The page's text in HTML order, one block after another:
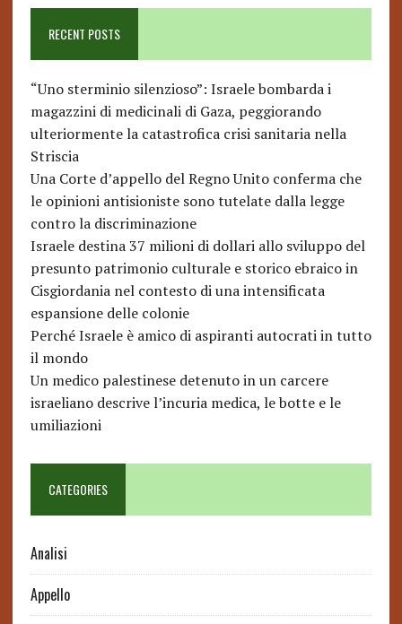
RECENT POSTS
“Uno sterminio silenzioso”: Israele bombarda i
magazzini di medicinali di Gaza, peggiorando
ulteriormente la catastrofica crisi sanitaria nella
Striscia
Una Corte d’appello del Regno Unito conferma che
le opinioni antisioniste sono tutelate dalla legge
contro la discriminazione
Israele destina 37 milioni di dollari allo sviluppo del
presunto patrimonio culturale e storico ebraico in
Cisgiordania nel contesto di una intensificata
espansione delle colonie
Perché Israele è amico di aspiranti autocrati in tutto
il mondo
Un medico palestinese detenuto in un carcere
israeliano descrive l’incuria medica, le botte e le
umiliazioni
CATEGORIES
Analisi
Appello